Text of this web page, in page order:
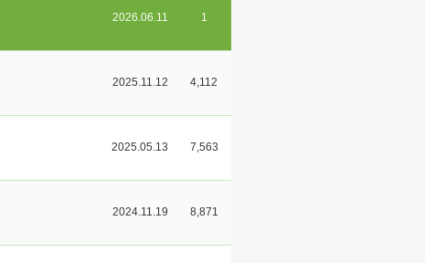
2026.06.11 1
2025.11.12 4,112
2025.05.13 7,563
2024.11.19 8,871